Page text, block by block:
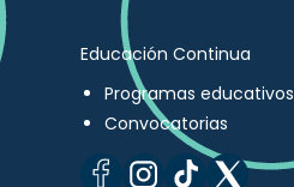
Educación Continua
Programas educativos
Convocatorias